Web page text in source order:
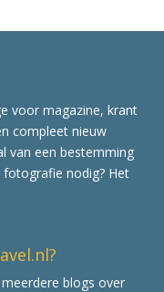
voor magazine, krant
compleet nieuw
van een bestemming
fotografie nodig? Het
blogs over